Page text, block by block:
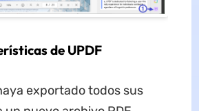
de UPDF
exportado todos sus